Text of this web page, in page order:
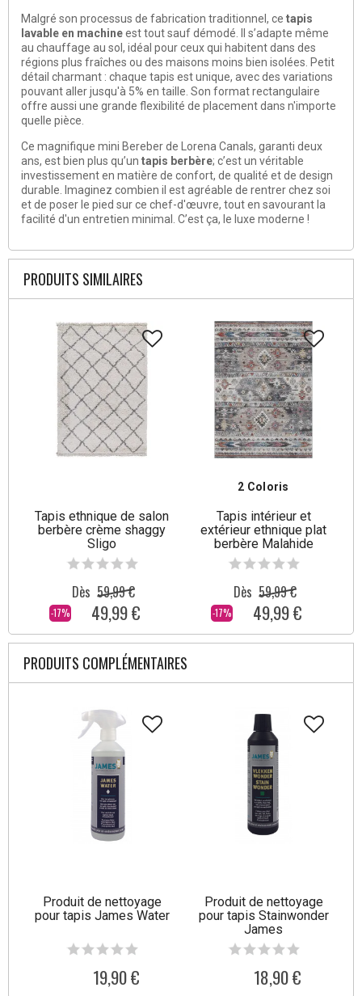
Malgré son processus de fabrication traditionnel, ce tapis
lavable en machineest tout sauf démodé. Il s’adapte même
au chauffage au sol, idéal pour ceux qui habitent dans des
régions plus fraîches ou des maisons moins bien isolées. Petit
détail charmant : chaque tapis est unique, avec des variations
pouvant aller jusqu'à 5% en taille. Son format rectangulaire
offre aussi une grande flexibilité de placement dans n'importe
quelle pièce.
Ce magnifique mini Bereber de Lorena Canals, garanti deux
ans, est bien plus qu’un tapis berbère; c’est un véritable
investissement en matière de confort, de qualité et de design
durable. Imaginez combien il est agréable de rentrer chez soi
et de poser le pied sur ce chef-d'œuvre, tout en savourant la
facilité d'un entretien minimal. C’est ça, le luxe moderne !
PRODUITS SIMILAIRES
Tapis ethnique de salon
berbère crème shaggy
Sligo
-17%
Dès 59,99 €
49,99 €
2 Coloris
Tapis intérieur et
extérieur ethnique plat
berbère Malahide
-17%
Dès 59,99 €
49,99 €
PRODUITS COMPLÉMENTAIRES
Produit de nettoyage
pour tapis James Water
19,90 €
Produit de nettoyage
pour tapis Stainwonder
James
18,90 €